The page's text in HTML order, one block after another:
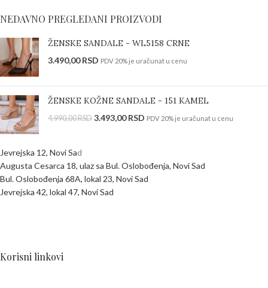
NEDAVNO PREGLEDANI PROIZVODI
ŽENSKE SANDALE - WL5158 CRNE
3.490,00RSD PDV 20% je uračunat u cenu
ŽENSKE KOŽNE SANDALE - 151 KAMEL
4.990,00RSD 3.493,00RSD PDV 20% je uračunat u cenu
Jevrejska 12, Novi Sad
Augusta Cesarca 18, ulaz sa Bul. Oslobođenja, Novi Sad
Bul. Oslobođenja 68A, lokal 23, Novi Sad
Jevrejska 42, lokal 47, Novi Sad
Korisni linkovi